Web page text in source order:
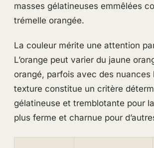
masses gélatineuses emmêlées
trémelle orangée.
La couleur mérite une attention
L’orange peut varier du jaune
orangé, parfois avec des nuances
texture constitue un critère
gélatineuse et tremblotante pour
plus ferme et charnue pour